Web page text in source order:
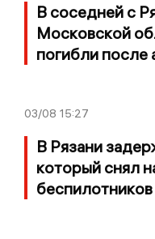
В соседней с
Московской
погибли
03/08 15:27
В Рязани
который снял
беспилотников